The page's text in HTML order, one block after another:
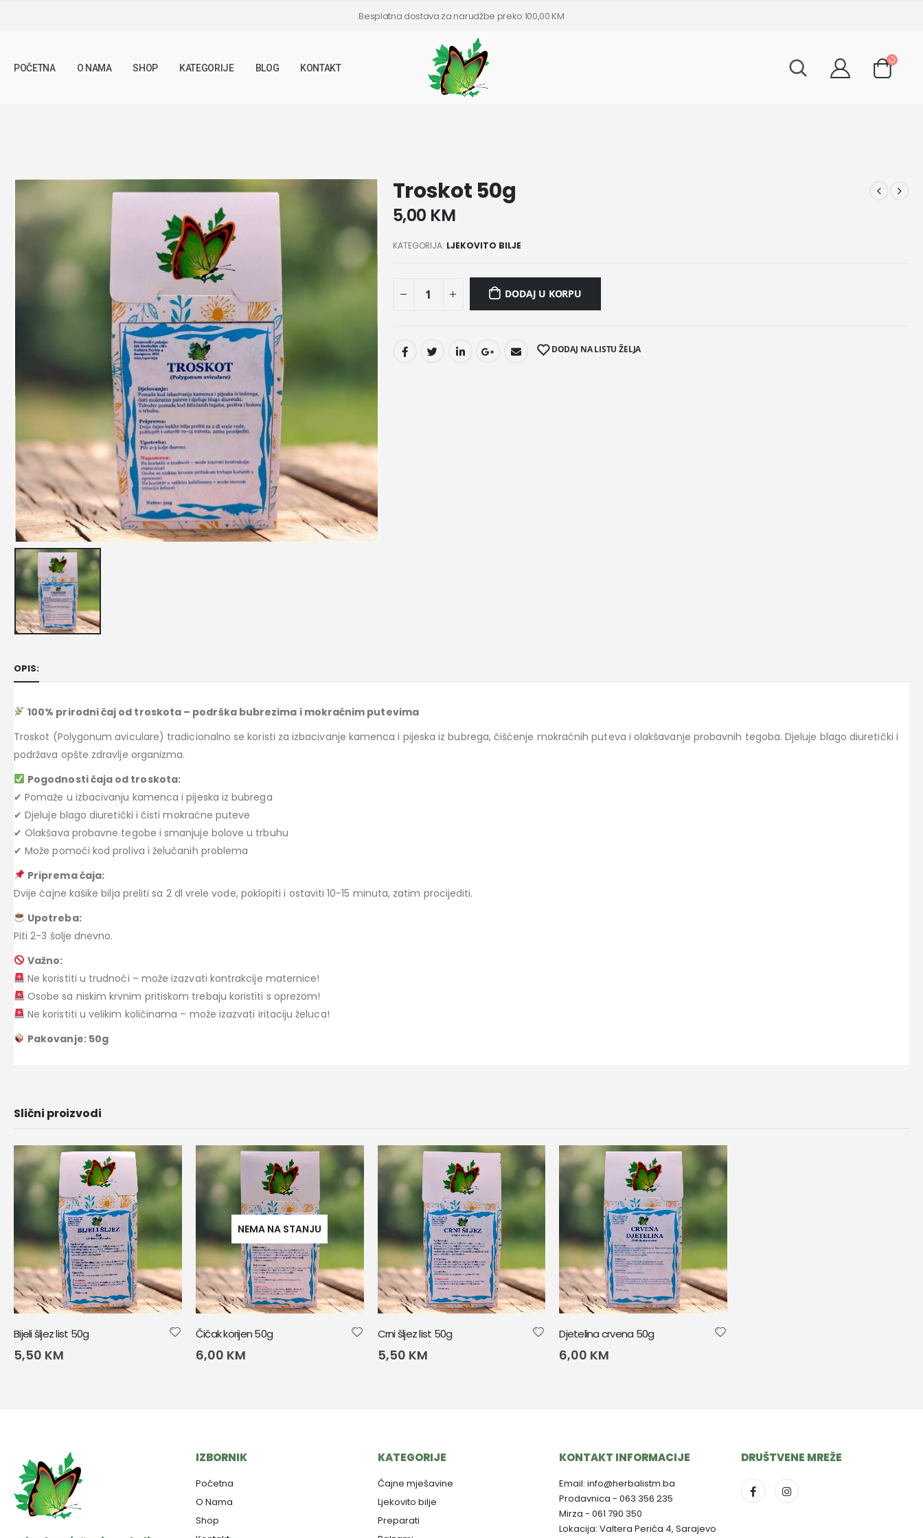
Besplatna dostava za narudžbe preko 100,00 KM
POČETNA O NAMA SHOP KATEGORIJE BLOG KONTAKT
Troskot 50g
5,00 KM
KATEGORIJA: LJEKOVITO BILJE
DODAJ U KORPU
DODAJ NA LISTU ŽELJA
OPIS:
100% prirodni čaj od troskota – podrška bubrezima i mokraćnim putevima
Troskot (Polygonum aviculare) tradicionalno se koristi za izbacivanje kamenca i pijeska iz bubrega, čišćenje mokraćnih puteva i olakšavanje probavnih tegoba. Djeluje blago diuretički i
podržava opšte zdravlje organizma.
Pogodnosti čaja od troskota:
✔ Pomaže u izbacivanju kamenca i pijeska iz bubrega
✔ Djeluje blago diuretički i čisti mokraćne puteve
✔ Olakšava probavne tegobe i smanjuje bolove u trbuhu
✔ Može pomoći kod proliva i želučanih problema
Priprema čaja:
Dvije čajne kašike bilja preliti sa 2 dl vrele vode, poklopiti i ostaviti 10-15 minuta, zatim procijediti.
Upotreba:
Piti 2-3 šolje dnevno.
Važno:
Ne koristiti u trudnoći – može izazvati kontrakcije maternice!
Osobe sa niskim krvnim pritiskom trebaju koristiti s oprezom!
Ne koristiti u velikim količinama – može izazvati iritaciju želuca!
Pakovanje: 50g
Slični proizvodi
Bijeli šljez list 50g
5,50 KM
NEMA NA STANJU
Čičak korijen 50g
6,00 KM
Crni šljez list 50g
5,50 KM
Djetelina crvena 50g
6,00 KM
IZBORNIK
Početna
O Nama
Shop
KATEGORIJE
Čajne mješavine
Ljekovito bilje
Preparati
KONTAKT INFORMACIJE
Email: info@herbalistm.ba
Prodavnica - 063 356 235
Mirza - 061 790 350
Lokacija: Valtera Perića 4, Sarajevo
DRUŠTVENE MREŽE